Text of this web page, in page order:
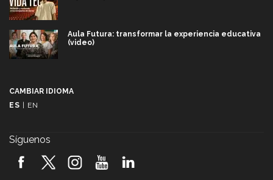
Aula Futura: transformar la experiencia educativa
(video)
2026! (video)
CAMBIAR IDIOMA
ES | EN
Síguenos